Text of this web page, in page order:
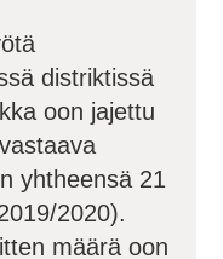
distriktissä
oon jajettu
yhtheensä 21
2020).
määrä oon